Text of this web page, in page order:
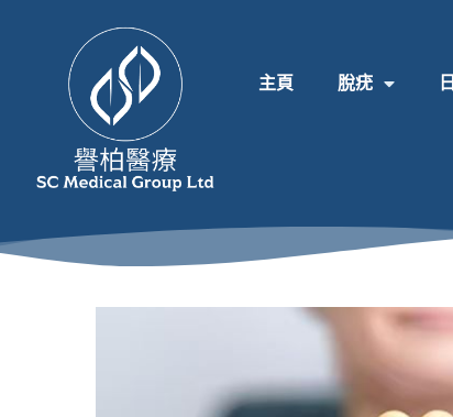
主頁 脫疣